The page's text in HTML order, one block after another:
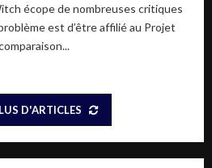
écope de nombreuses critiques
est d’être affilié au Projet
D'ARTICLES